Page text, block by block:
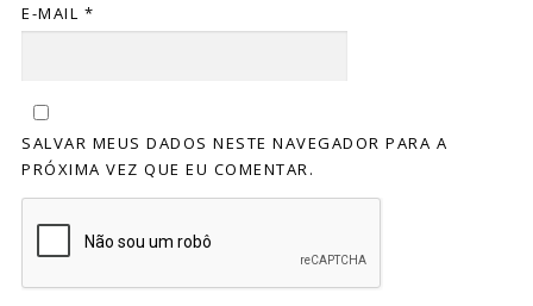
E-MAIL *
SALVAR MEUS DADOS NESTE NAVEGADOR PARA A
PRÓXIMA VEZ QUE EU COMENTAR.